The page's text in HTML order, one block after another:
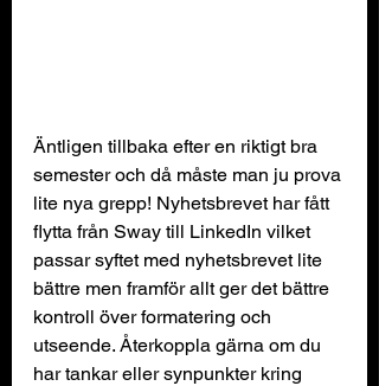
Äntligen tillbaka efter en riktigt bra
semester och då måste man ju prova
lite nya grepp! Nyhetsbrevet har fått
flytta från Sway till LinkedIn vilket
passar syftet med nyhetsbrevet lite
bättre men framför allt ger det bättre
kontroll över formatering och
utseende. Återkoppla gärna om du
har tankar eller synpunkter kring